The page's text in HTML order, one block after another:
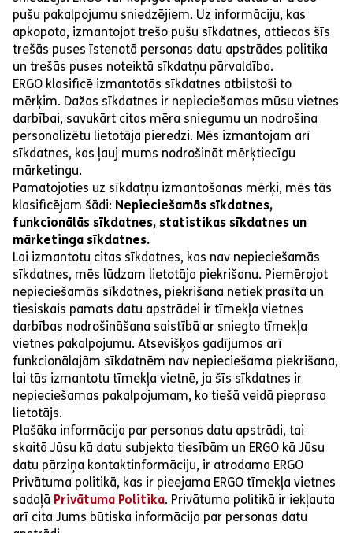
pušu pakalpojumu sniedzējiem. Uz informāciju, kas
apkopota, izmantojot trešo pušu sīkdatnes, attiecas šīs
trešās puses īstenotā personas datu apstrādes politika
un trešās puses noteiktā sīkdatņu pārvaldība.
ERGO klasificē izmantotās sīkdatnes atbilstoši to
mērķim. Dažas sīkdatnes ir nepieciešamas mūsu vietnes
darbībai, savukārt citas mēra sniegumu un nodrošina
personalizētu lietotāja pieredzi. Mēs izmantojam arī
sīkdatnes, kas ļauj mums nodrošināt mērķtiecīgu
mārketingu.
Pamatojoties uz sīkdatņu izmantošanas mērķi, mēs tās
klasificējam šādi: Nepieciešamās sīkdatnes,
funkcionālās sīkdatnes, statistikas sīkdatnes un
mārketinga sīkdatnes.
Lai izmantotu citas sīkdatnes, kas nav nepieciešamās
sīkdatnes, mēs lūdzam lietotāja piekrišanu. Piemērojot
nepieciešamās sīkdatnes, piekrišana netiek prasīta un
tiesiskais pamats datu apstrādei ir tīmekļa vietnes
darbības nodrošināšana saistībā ar sniegto tīmekļa
vietnes pakalpojumu. Atsevišķos gadījumos arī
funkcionālajām sīkdatnēm nav nepieciešama piekrišana,
lai tās izmantotu tīmekļa vietnē, ja šīs sīkdatnes ir
nepieciešamas pakalpojumam, ko tiešā veidā pieprasa
lietotājs.
Plašāka informācija par personas datu apstrādi, tai
skaitā Jūsu kā datu subjekta tiesībām un ERGO kā Jūsu
datu pārziņa kontaktinformāciju, ir atrodama ERGO
Privātuma politikā, kas ir pieejama ERGO tīmekļa vietnes
sadaļā Privātuma Politika. Privātuma politikā ir iekļauta
arī cita Jums būtiska informācija par personas datu